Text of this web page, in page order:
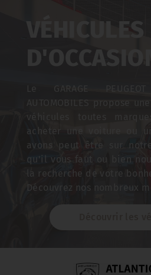
VÉHICULES
D'OCCASION
Le GARAGE
AUTOMOBILES propose
véhicules toutes
acheter une voiture ou
avons peut être sur
qu'il vous faut ou bien
la recherche de votre
Découvrez nos nombreux